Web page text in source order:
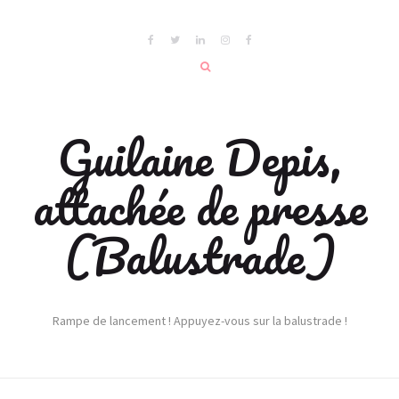
Guilaine Depis,
attachée de presse
(Balustrade)
Rampe de lancement ! Appuyez-vous sur la balustrade !